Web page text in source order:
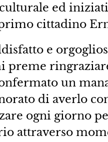
ed
cittadino
e
preme
un
di averlo
ogni giorno
attraverso